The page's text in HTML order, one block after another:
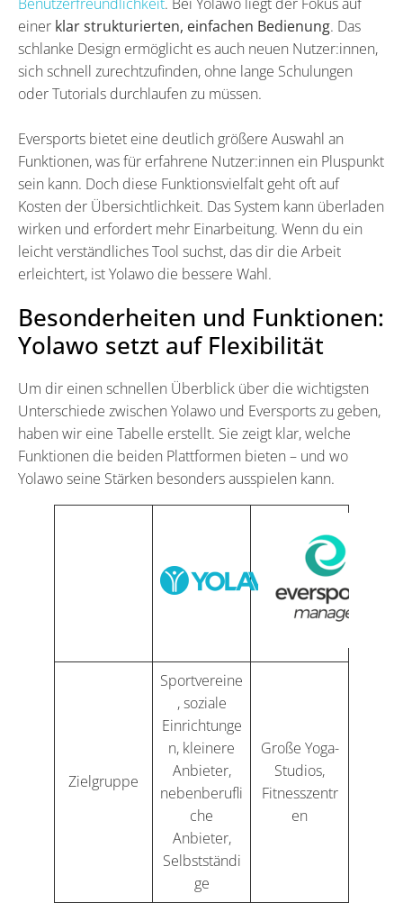
einer klar strukturierten, einfachen Bedienung. Das
schlanke Design ermöglicht es auch neuen Nutzer:innen,
sich schnell zurechtzufinden, ohne lange Schulungen
oder Tutorials durchlaufen zu müssen.
Eversports bietet eine deutlich größere Auswahl an
Funktionen, was für erfahrene Nutzer:innen ein Pluspunkt
sein kann. Doch diese Funktionsvielfalt geht oft auf
Kosten der Übersichtlichkeit. Das System kann überladen
wirken und erfordert mehr Einarbeitung. Wenn du ein
leicht verständliches Tool suchst, das dir die Arbeit
erleichtert, ist Yolawo die bessere Wahl.
Besonderheiten und Funktionen:
Yolawo setzt auf Flexibilität
Um dir einen schnellen Überblick über die wichtigsten
Unterschiede zwischen Yolawo und Eversports zu geben,
haben wir eine Tabelle erstellt. Sie zeigt klar, welche
Funktionen die beiden Plattformen bieten – und wo
Yolawo seine Stärken besonders ausspielen kann.
Zielgruppe
Sportvereine
, soziale
Einrichtunge
n, kleinere
Anbieter,
nebenberufli
che
Anbieter,
Selbstständi
ge
Große Yoga-
Studios,
Fitnesszentr
en